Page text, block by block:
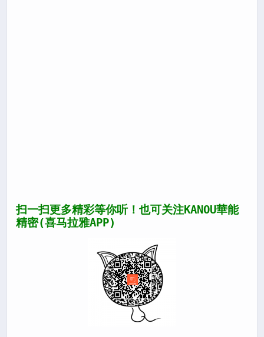
扫一扫更多精彩等你听！也可关注KANOU華能
精密(喜马拉雅APP)